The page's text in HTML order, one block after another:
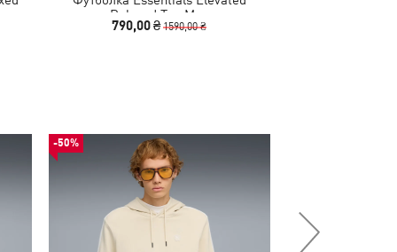
Relaxed Tee Men
790,00 ₴1590,00 ₴
-50%